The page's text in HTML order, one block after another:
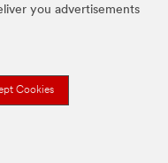
you advertisements
Cookies